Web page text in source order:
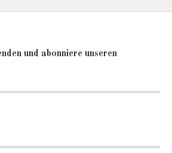
und abonniere unseren